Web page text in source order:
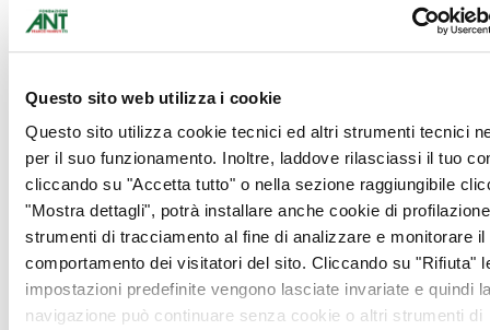
Questo sito web utilizza i cookie
Questo sito utilizza cookie tecnici ed altri strumenti tecnici
per il suo funzionamento. Inoltre, laddove rilasciassi il tuo
cliccando su "Accetta tutto" o nella sezione raggiungibile
"Mostra dettagli", potrà installare anche cookie di
strumenti di tracciamento al fine di analizzare e monitorare il
comportamento dei visitatori del sito. Cliccando su "Rifiuta"
impostazioni predefinite vengono lasciate invariate e quindi
navigazione può continuare senza cookie o altri strumenti di